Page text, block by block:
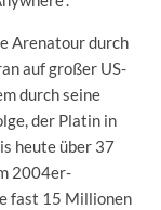
Arenatour durch
auf großer US-
durch seine
der Platin in
heute über 37
2004er-
fast 15 Millionen